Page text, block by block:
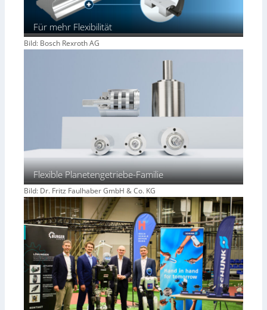
Für mehr Flexibilität
Bild: Bosch Rexroth AG
Flexible Planetengetriebe-Familie
Bild: Dr. Fritz Faulhaber GmbH & Co. KG